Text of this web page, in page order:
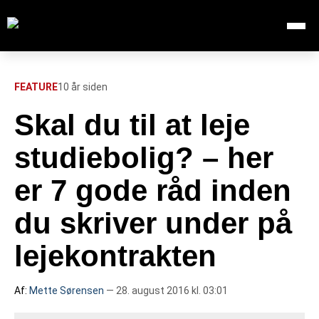
Åbn
FORSIDE
112
INDLAND
UDLAND
TV OVERSIGT
FEATURE10 år siden
Skal du til at leje
studiebolig? – her
er 7 gode råd inden
du skriver under på
lejekontrakten
Af: Mette Sørensen — 28. august 2016 kl. 03:01